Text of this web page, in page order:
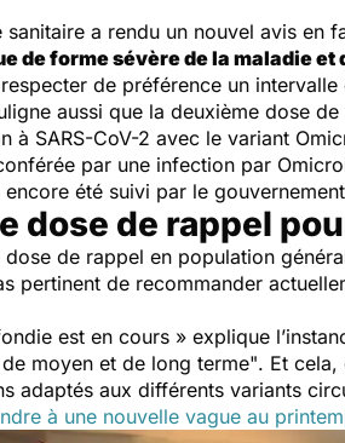
sanitaire a rendu un nouvel avis en
de forme sévère de la maladie
de préférence un intervalle
aussi que la deuxième dose
à SARS-CoV-2 avec le variant
par une infection par
encore été suivi par le
dose de rappel
de rappel en population
pertinent de recommander
est en cours » explique
moyen et de long terme". Et cela,
adaptés aux différents variants
à une nouvelle vague au